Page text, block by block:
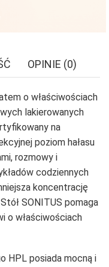
OPINIE (0)
o właściwościach
lakierowanych
na
poziom hałasu
rozmowy i
codziennych
koncentrację
SONITUS pomaga
o właściwościach
HPL posiada mocną i